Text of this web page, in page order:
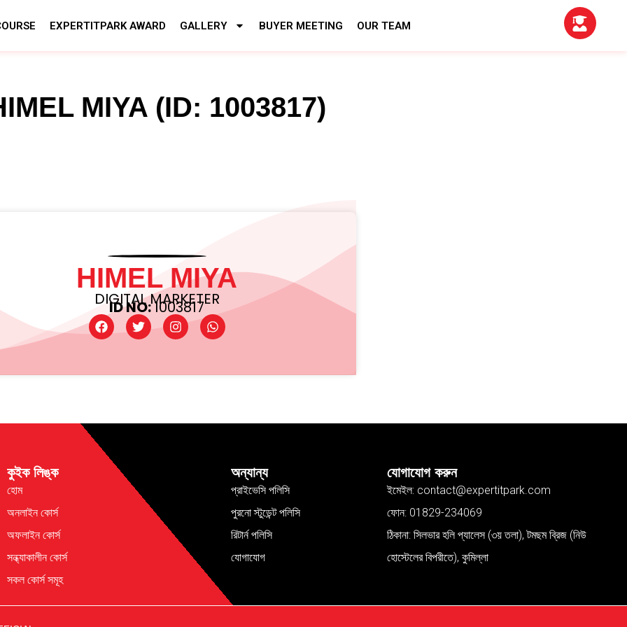
EXPERTITPARK AWARD GALLERY BUYER MEETING OUR TEAM
MIYA (ID: 1003817)
HIMEL MIYA
DIGITAL MARKETER
ID NO:1003817
কুইক লিঙ্ক
হোম
অনলাইন কোর্স
অফলাইন কোর্স
সন্ধ্যাকালীন কোর্স
সকল কোর্স সমূহ
অন্যান্য
প্রাইভেসি পলিসি
পুরনো স্টুডেন্ট পলিসি
রিটার্ন পলিসি
যোগাযোগ
যোগাযোগ করুন
ইমেইল: contact@expertitpark.com
ফোন: 01829-234069
ঠিকানা: সিলভার হলি প্যালেস (৩য় তলা), টমছম ব্রিজ (নিউ
হোস্টেলের বিপরীতে), কুমিল্লা